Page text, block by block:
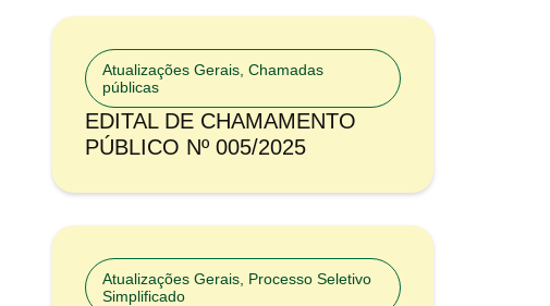
Atualizações Gerais Chamadas
públicas
EDITAL DE CHAMAMENTO
PÚBLICO Nº 005/2025
Atualizações Gerais Processo Seletivo
Simplificado